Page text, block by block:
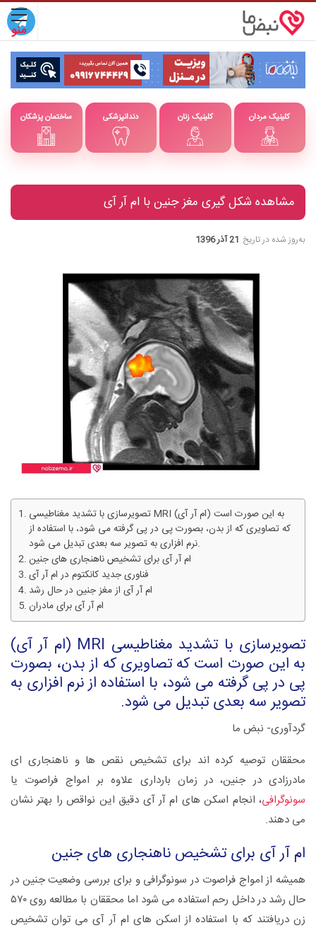
ساختمان پزشکان دندانپزشکی کلینیک زنان کلینیک مردان
مشاهده شکل گیری مغز جنین با ام آر آی
به‌روز شده در تاریخ 21 آذر 1396
تصویرسازی با تشدید مغناطیسی MRI (ام آر آی) به این صورت است
که تصاویری که از بدن، بصورت پی در پی گرفته می شود، با استفاده از
نرم افزاری به تصویر سه بعدی تبدیل می شود.
ام آر آی برای تشخیص ناهنجاری های جنین
فناوری جدید کانکتوم در ام آر آی
ام آر آی از مغز جنین در حال رشد
ام آر آی برای مادران
تصویرسازی با تشدید مغناطیسی MRI (ام آر آی)
به این صورت است که تصاویری که از بدن، بصورت
پی در پی گرفته می شود، با استفاده از نرم افزاری به
تصویر سه بعدی تبدیل می شود.
گردآوری- نبض ما
محققان توصیه کرده اند برای تشخیص نقص ها و ناهنجاری ای
مادرزادی در جنین، در زمان بارداری علاوه بر امواج فراصوت یا
سونوگرافی، انجام اسکن های ام آر آی دقیق این نواقص را بهتر نشان
می دهند.
ام آر آی برای تشخیص ناهنجاری های جنین
همیشه از امواج فراصوت در سونوگرافی و برای بررسی وضعیت جنین در
حال رشد در داخل رحم استفاده می شود اما محققان با مطالعه روی ۵۷۰
زن دریافتند که با استفاده از اسکن های ام آر آی می توان تشخیص